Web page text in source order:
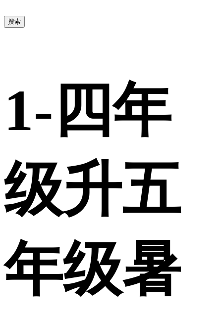
搜索
1-四年
级升五
年级暑